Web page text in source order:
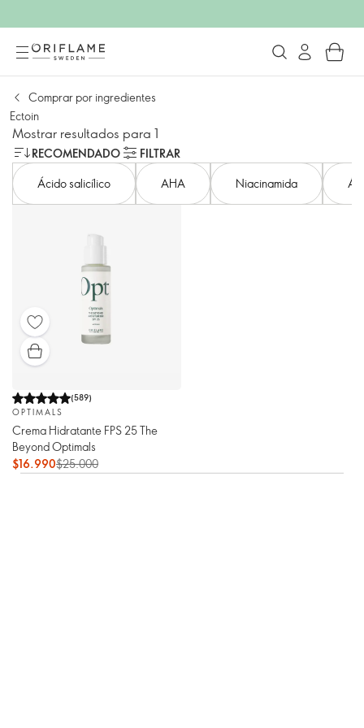
Comprar por ingredientes
Ectoin
Mostrar resultados para 1
RECOMENDADO
FILTRAR
Ácido salicílico
AHA Niacinamida
(589)
OPTIMALS
Crema Hidratante FPS 25 The
Beyond Optimals
$16.990$25.000